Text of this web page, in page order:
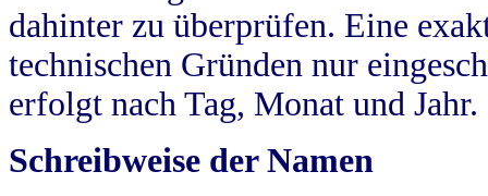
dahinter zu überprüfen. Eine
technischen Gründen nur
erfolgt nach Tag, Monat und Jahr.
Schreibweise der Namen